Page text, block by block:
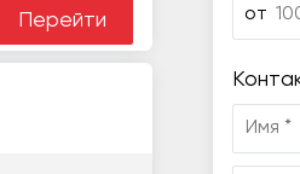
Перейти от